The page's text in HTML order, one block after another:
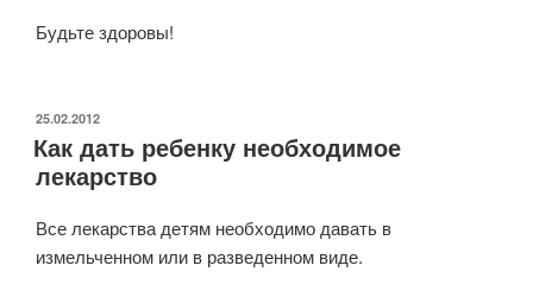
Будьте здоровы!
ОПУБЛИКОВАНО
25.02.2012
Как дать ребенку необходимое
лекарство
Все лекарства детям необходимо давать в
измельченном или в разведенном виде.